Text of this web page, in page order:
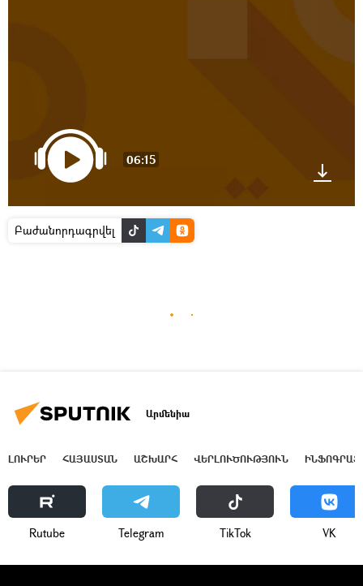
06:15
Բաժանորդագրվել
Արմենիա
ԼՈՒՐԵՐ ՀԱՅԱՍՏԱՆ ԱՇԽԱՐՀ ՎԵՐԼՈՒԾՈՒԹՅՈՒՆ
Rutube Telegram ТikТоk VK